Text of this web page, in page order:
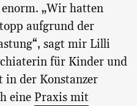
„Wir hatten
aufgrund der
sagt mir Lilli
für Kinder und
in der Konstanzer
eine Praxis mit